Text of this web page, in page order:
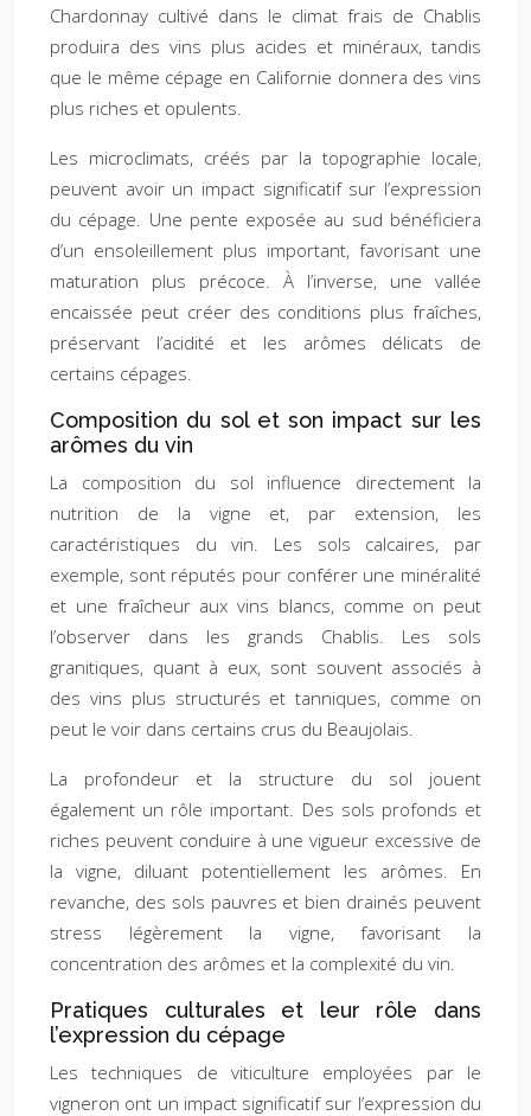
Chardonnay cultivé dans le climat frais de Chablis
produira des vins plus acides et minéraux, tandis
que le même cépage en Californie donnera des vins
plus riches et opulents.
Les microclimats, créés par la topographie locale,
peuvent avoir un impact significatif sur l’expression
du cépage. Une pente exposée au sud bénéficiera
d’un ensoleillement plus important, favorisant une
maturation plus précoce. À l’inverse, une vallée
encaissée peut créer des conditions plus fraîches,
préservant l’acidité et les arômes délicats de
certains cépages.
Composition du sol et son impact sur les
arômes du vin
La composition du sol influence directement la
nutrition de la vigne et, par extension, les
caractéristiques du vin. Les sols calcaires, par
exemple, sont réputés pour conférer une minéralité
et une fraîcheur aux vins blancs, comme on peut
l’observer dans les grands Chablis. Les sols
granitiques, quant à eux, sont souvent associés à
des vins plus structurés et tanniques, comme on
peut le voir dans certains crus du Beaujolais.
La profondeur et la structure du sol jouent
également un rôle important. Des sols profonds et
riches peuvent conduire à une vigueur excessive de
la vigne, diluant potentiellement les arômes. En
revanche, des sols pauvres et bien drainés peuvent
stress légèrement la vigne, favorisant la
concentration des arômes et la complexité du vin.
Pratiques culturales et leur rôle dans
l’expression du cépage
Les techniques de viticulture employées par le
vigneron ont un impact significatif sur l’expression du